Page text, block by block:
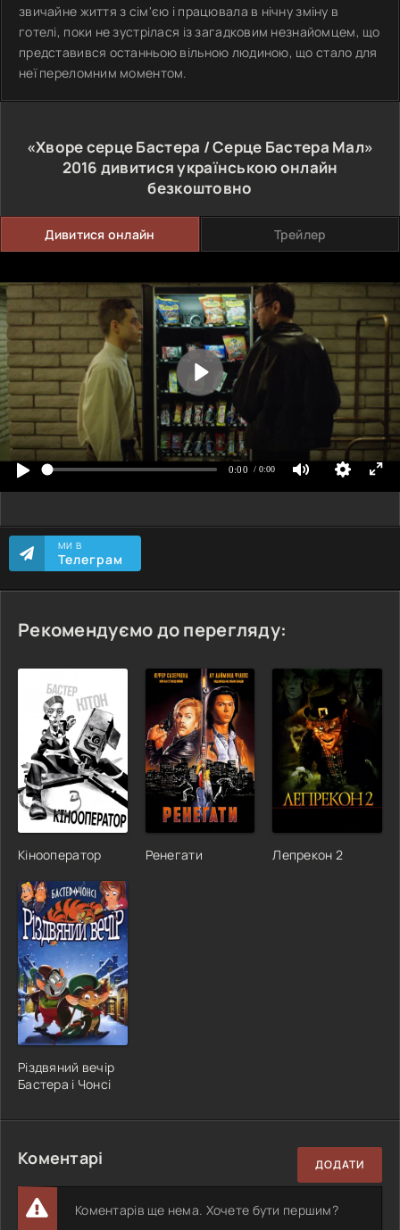
звичайне життя з сім'єю і працювала в нічну зміну в
готелі, поки не зустрілася із загадковим незнайомцем, що
представився останньою вільною людиною, що стало для
неї переломним моментом.
«Хворе серце Бастера / Серце Бастера Мал»
2016 дивитися українською онлайн
безкоштовно
Дивитися онлайн Трейлер
МИ В
Телеграм
Рекомендуємо до перегляду:
Кінооператор Ренегати Лепрекон 2
Різдвяний вечір
Бастера і Чонсі
Коментарі ДОДАТИ
Коментарів ще нема. Хочете бути першим?